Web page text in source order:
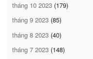
tháng 10 2023 (179)
tháng 9 2023 (85)
tháng 8 2023 (40)
tháng 7 2023 (148)